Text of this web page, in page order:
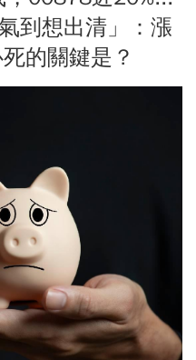
到想出清」：漲
的關鍵是？